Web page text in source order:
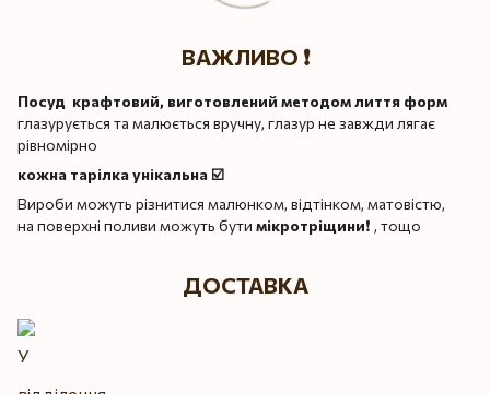
ВАЖЛИВО ❗️
Посуд крафтовий, виготовлений методом лиття форм
глазурується та малюється вручну, глазур не завжди лягає
рівномірно
кожна тарілка унікальна ☑️
Вироби можуть різнитися малюнком, відтінком, матовістю,
на поверхні поливи можуть бути мікротріщини❗️ , тощо
ДОСТАВКА